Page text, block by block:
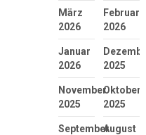
März
2026
Februar
2026
Januar
2026
2025
November
2025
Oktober
2025
SeptemberAugust